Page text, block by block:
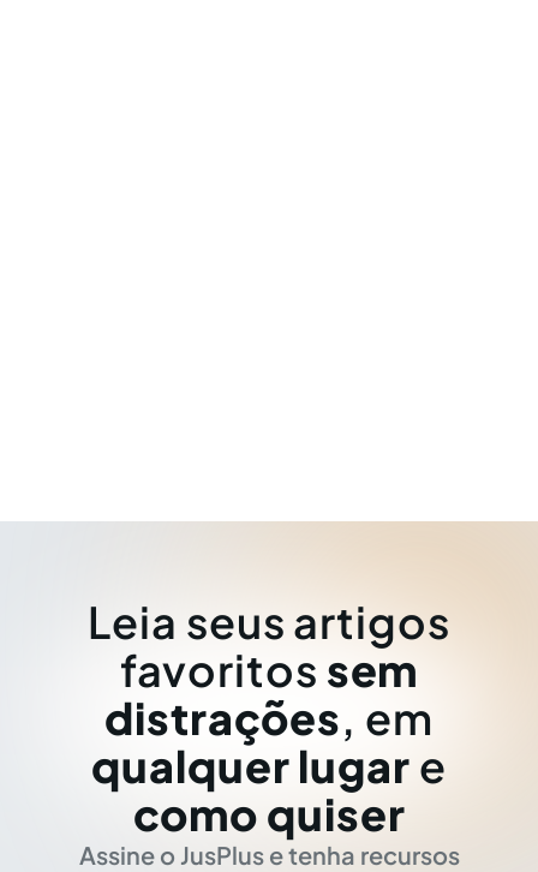
Leia seus artigos
favoritos sem
distrações, em
qualquer lugar e
como quiser
Assine o JusPlus e tenha recursos